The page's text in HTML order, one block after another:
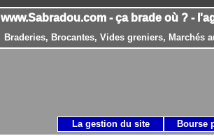
www.Sabradou.com - ça brade où ? -
Braderies, Brocantes, Vides greniers, Marchés
La gestion du site Bourse